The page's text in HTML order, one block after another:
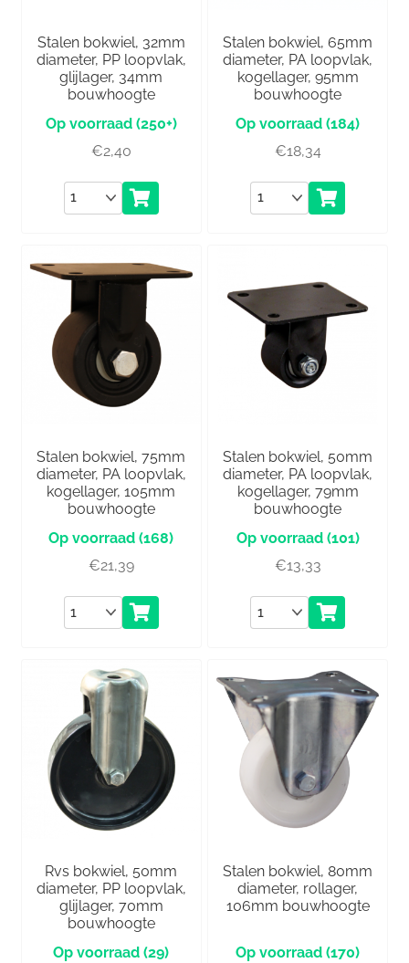
Stalen bokwiel, 32mm
diameter, PP loopvlak,
glijlager, 34mm
bouwhoogte
(250+)
€2,40
Aantal
Stalen bokwiel, 65mm
diameter, PA loopvlak,
kogellager, 95mm
bouwhoogte
(184)
€18,34
Aantal
Stalen bokwiel, 75mm
diameter, PA loopvlak,
kogellager, 105mm
bouwhoogte
(168)
€21,39
Aantal
Stalen bokwiel, 50mm
diameter, PA loopvlak,
kogellager, 79mm
bouwhoogte
(101)
€13,33
Aantal
Rvs bokwiel, 50mm
diameter, PP loopvlak,
glijlager, 70mm
bouwhoogte
(29)
Stalen bokwiel, 80mm
diameter, rollager,
106mm bouwhoogte
(170)